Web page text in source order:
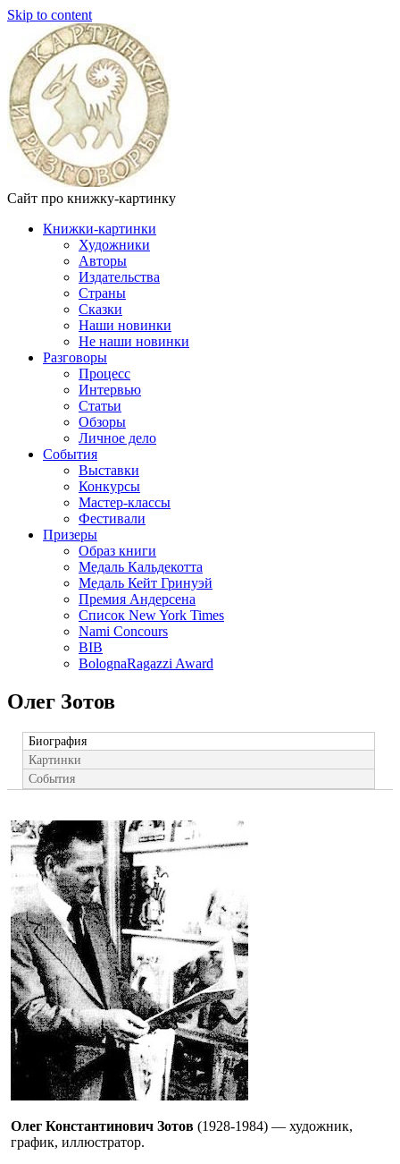
Skip to content
Сайт про книжку-картинку
Книжки-картинки
Художники
Авторы
Издательства
Страны
Сказки
Наши новинки
Не наши новинки
Разговоры
Процесс
Интервью
Статьи
Обзоры
Личное дело
События
Выставки
Конкурсы
Мастер-классы
Фестивали
Призеры
Образ книги
Медаль Кальдекотта
Медаль Кейт Гринуэй
Премия Андерсена
Список New York Times
Nami Concours
BIB
BolognaRagazzi Award
Олег Зотов
Биография
Картинки
События
Олег Константинович Зотов (1928-1984) — художник,
график, иллюстратор.